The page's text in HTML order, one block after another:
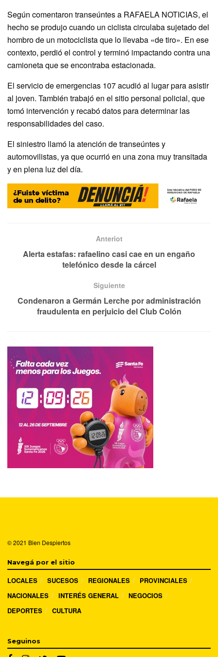
Según comentaron transeúntes a RAFAELA NOTICIAS, el
hecho se produjo cuando un ciclista circulaba sujetado del
hombro de un motociclista que lo llevaba «de tiro». En ese
contexto, perdió el control y terminó impactando contra una
camioneta que se encontraba estacionada.
El servicio de emergencias 107 acudió al lugar para asistir
al joven. También trabajó en el sitio personal policial, que
tomó intervención y recabó datos para determinar las
responsabilidades del caso.
El siniestro llamó la atención de transeúntes y
automovilistas, ya que ocurrió en una zona muy transitada
y en plena luz del día.
Anteriot
Alerta estafas: rafaelino casi cae en un engaño
telefónico desde la cárcel
Siguiente
Condenaron a Germán Lerche por administración
fraudulenta en perjuicio del Club Colón
© 2021 Bien Despiertos
Navegá por el sitio
LOCALES SUCESOS REGIONALES
PROVINCIALES
NACIONALES
INTERÉS GENERAL
NEGOCIOS
DEPORTES
CULTURA
Seguinos